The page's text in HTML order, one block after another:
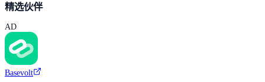
精选伙伴
AD
Basevolt